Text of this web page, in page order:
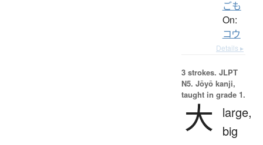
ごも
On:
コウ
Details ▸
3 strokes. JLPT
N5. Jōyō kanji,
taught in grade 1.
大
large,
big